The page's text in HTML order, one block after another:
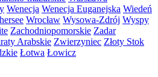
Wenecja Wenecja Euganejska Wiedeń
Wrocław Wysowa-Zdrój Wyspy
Zachodniopomorskie Zadar
Arabskie Zwierzyniec Złoty Stok
Łotwa Łowicz